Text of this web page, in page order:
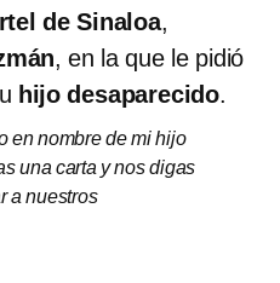
de Sinaloa,
, en la que le pidió
hijo desaparecido.
en nombre de mi hijo
una carta y nos digas
a nuestros